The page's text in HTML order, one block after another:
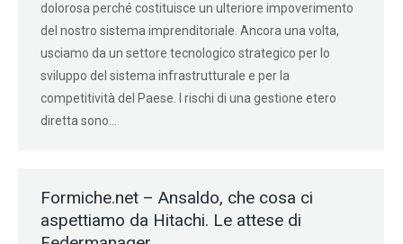
dolorosa perché costituisce un ulteriore impoverimento
del nostro sistema imprenditoriale. Ancora una volta,
usciamo da un settore tecnologico strategico per lo
sviluppo del sistema infrastrutturale e per la
competitività del Paese. I rischi di una gestione etero
diretta sono…
Formiche.net – Ansaldo, che cosa ci
aspettiamo da Hitachi. Le attese di